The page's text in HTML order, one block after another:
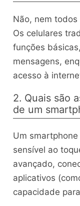
Não, nem
Os celulares
funções
mensagens,
acesso à
2. Quais são
de um
Um
sensível ao
avançado,
aplicativos
capacidade